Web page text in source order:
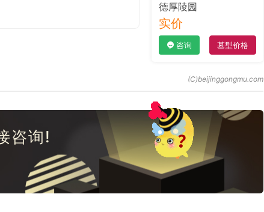
德厚陵园
实价
咨询 墓型价格
咨询!